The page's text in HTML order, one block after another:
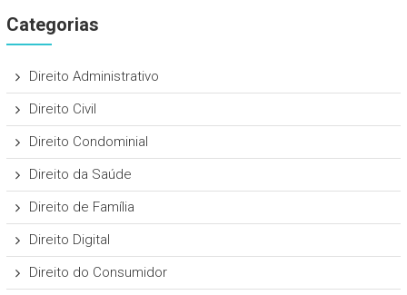
Categorias
Direito Administrativo
Direito Civil
Direito Condominial
Direito da Saúde
Direito de Família
Direito Digital
Direito do Consumidor